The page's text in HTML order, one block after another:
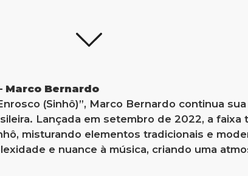
Marco Bernardo
(Sinhô)”, Marco Bernardo continua
Lançada em setembro de 2022, a faixa
misturando elementos tradicionais e
e nuance à música, criando uma